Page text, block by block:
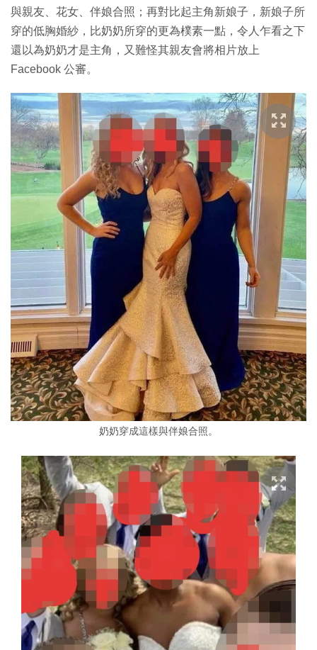
與親友、花女、伴娘合照；再對比起主角新娘子，新娘子所
穿的低胸婚紗，比奶奶所穿的更為樸素一點，令人乍看之下
還以為奶奶才是主角，又難怪其親友會將相片放上
Facebook 公審。
奶奶穿成這樣與伴娘合照。